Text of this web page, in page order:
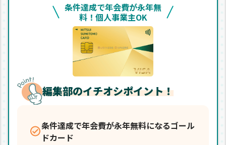
条件達成で年会費が永年無
料！個人事業主OK
編集部のイチオシポイント！
条件達成で年会費が永年無料になるゴール
ドカード